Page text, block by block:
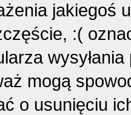
jakiegoś
:(
mogą
o usunięciu